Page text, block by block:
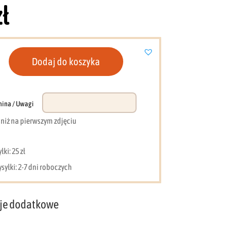
Dodaj do koszyka
/ Uwagi
na pierwszym zdjęciu
25 zł
2-7 dni roboczych
dodatkowe